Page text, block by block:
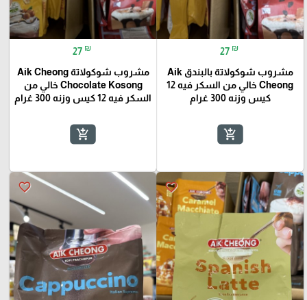
27 ₪
مشروب شوكولاتة بالبندق Aik
Cheong خالي من السكر فيه 12
كيس وزنه 300 غرام
add_shopping_cart
27 ₪
مشروب شوكولاتة Aik Cheong
Chocolate Kosong خالي من
السكر فيه 12 كيس وزنه 300 غرام
add_shopping_cart
favorite_border
favorite_border